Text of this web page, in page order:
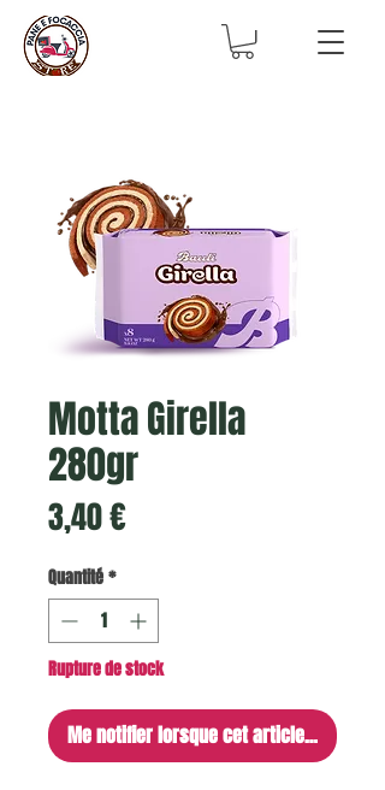
Motta Girella
280gr
3,40 €Prix
Quantité*
Rupture de stock
Me notifier lorsque cet article est